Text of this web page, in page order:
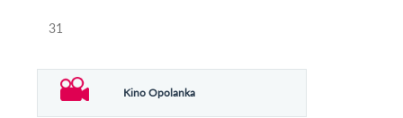
31
Kino Opolanka